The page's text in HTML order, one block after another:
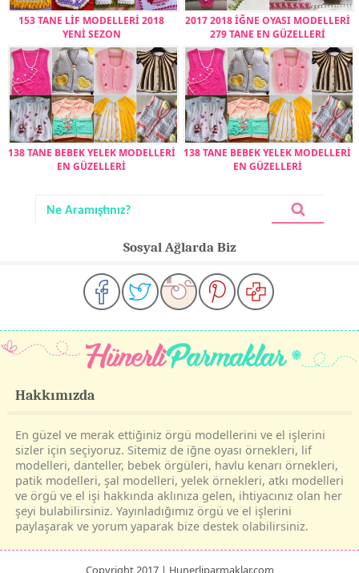
153 TANE LİF MODELLERİ 2018
YENİ SEZON
2017 2018 İĞNE OYASI MODELLERİ
279 TANE EN GÜZELLERİ
138 TANE BEBEK YELEK MODELLERİ
EN GÜZELLERİ
138 TANE BEBEK YELEK MODELLERİ
EN GÜZELLERİ
Sosyal Ağlarda Biz
Hakkımızda
En güzel ve merak ettiğiniz örgü modellerini ve el işlerini
sizler için seçiyoruz. Sitemiz de iğne oyası örnekleri, lif
modelleri, danteller, bebek örgüleri, havlu kenarı örnekleri,
patik modelleri, şal modelleri, yelek örnekleri, atkı modelleri
ve örgü ve el işi hakkında aklınıza gelen, ihtiyacınız olan her
şeyi bulabilirsiniz. Yayınladığımız örgü ve el işlerini
paylaşarak ve yorum yaparak bize destek olabilirsiniz.
Copyright 2017 | Hunerliparmaklar.com